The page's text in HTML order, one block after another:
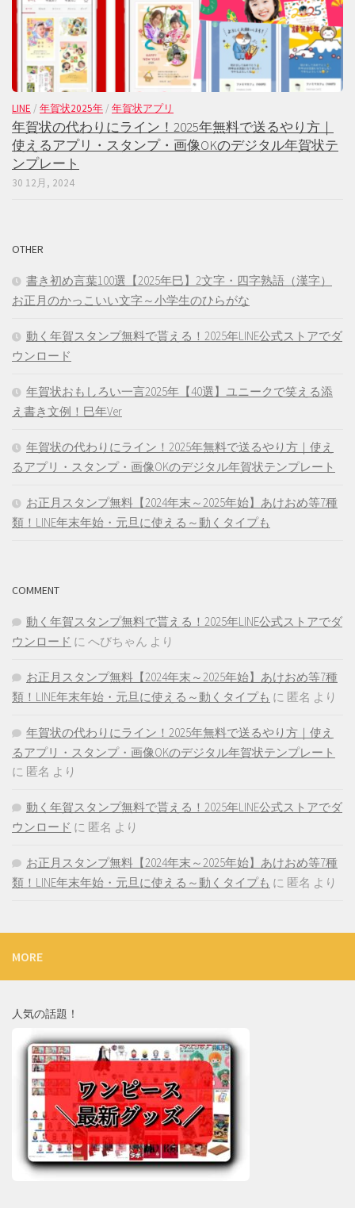
LINE / 年賀状2025年 / 年賀状アプリ
年賀状の代わりにライン！2025年無料で送るやり方｜
使えるアプリ・スタンプ・画像OKのデジタル年賀状テ
ンプレート
30 12月, 2024
OTHER
書き初め言葉100選【2025年巳】2文字・四字熟語（漢字）
お正月のかっこいい文字～小学生のひらがな
動く年賀スタンプ無料で貰える！2025年LINE公式ストアでダ
ウンロード
年賀状おもしろい一言2025年【40選】ユニークで笑える添
え書き文例！巳年Ver
年賀状の代わりにライン！2025年無料で送るやり方｜使え
るアプリ・スタンプ・画像OKのデジタル年賀状テンプレート
お正月スタンプ無料【2024年末～2025年始】あけおめ等7種
類！LINE年末年始・元旦に使える～動くタイプも
COMMENT
動く年賀スタンプ無料で貰える！2025年LINE公式ストアでダ
ウンロード に へびちゃん より
お正月スタンプ無料【2024年末～2025年始】あけおめ等7種
類！LINE年末年始・元旦に使える～動くタイプも に 匿名 より
年賀状の代わりにライン！2025年無料で送るやり方｜使え
るアプリ・スタンプ・画像OKのデジタル年賀状テンプレート
に 匿名 より
動く年賀スタンプ無料で貰える！2025年LINE公式ストアでダ
ウンロード に 匿名 より
お正月スタンプ無料【2024年末～2025年始】あけおめ等7種
類！LINE年末年始・元旦に使える～動くタイプも に 匿名 より
MORE
人気の話題！